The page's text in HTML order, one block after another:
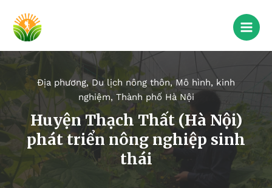
Địa phương,Du lịch nông thôn, Mô hình, kinh
nghiệm, Thành phố Hà Nội
Huyện Thạch Thất (Hà Nội)
phát triển nông nghiệp sinh
thái